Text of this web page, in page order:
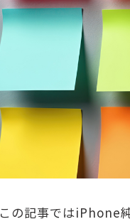
この記事ではiPhone